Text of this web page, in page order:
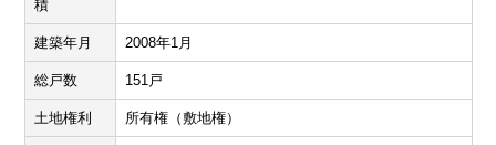
積
建築年月 2008年1月
総戸数 151戸
土地権利 所有権（敷地権）